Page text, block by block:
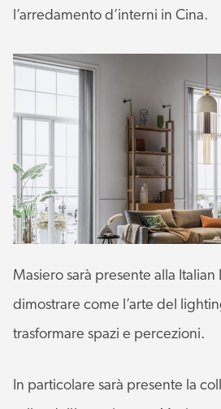
l’arredamento d’interni in Cina.
Masiero sarà presente alla
dimostrare come l’arte del
trasformare spazi e percezioni.
In particolare sarà presente la